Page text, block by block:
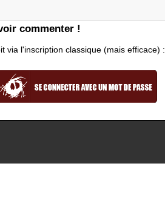
commenter !
via l'inscription classique (mais efficace) :